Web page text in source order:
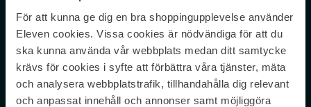
För att kunna ge dig en bra shoppingupplevelse använder
Eleven cookies. Vissa cookies är nödvändiga för att du
ska kunna använda vår webbplats medan ditt samtycke
krävs för cookies i syfte att förbättra våra tjänster, mäta
och analysera webbplatstrafik, tillhandahålla dig relevant
och anpassat innehåll och annonser samt möjliggöra
Never miss a beat.
Sign up to our newsletter.